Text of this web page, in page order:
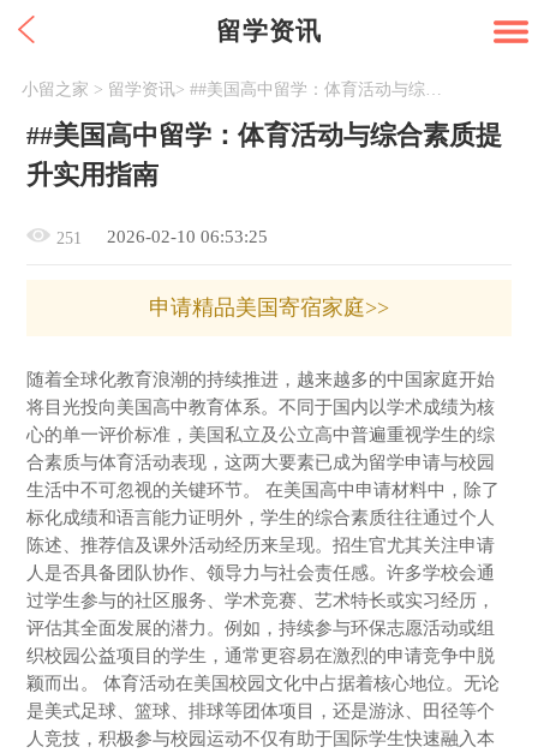
留学资讯
小留之家 > 留学资讯>
##美国高中留学：体育活动与综合素质提
升实用指南
251 2026-02-10 06:53:25
申请精品美国寄宿家庭>>
随着全球化教育浪潮的持续推进，越来越多的中国家庭开始
将目光投向美国高中教育体系。不同于国内以学术成绩为核
心的单一评价标准，美国私立及公立高中普遍重视学生的综
合素质与体育活动表现，这两大要素已成为留学申请与校园
生活中不可忽视的关键环节。 在美国高中申请材料中，除了
标化成绩和语言能力证明外，学生的综合素质往往通过个人
陈述、推荐信及课外活动经历来呈现。招生官尤其关注申请
人是否具备团队协作、领导力与社会责任感。许多学校会通
过学生参与的社区服务、学术竞赛、艺术特长或实习经历，
评估其全面发展的潜力。例如，持续参与环保志愿活动或组
织校园公益项目的学生，通常更容易在激烈的申请竞争中脱
颖而出。 体育活动在美国校园文化中占据着核心地位。无论
是美式足球、篮球、排球等团体项目，还是游泳、田径等个
人竞技，积极参与校园运动不仅有助于国际学生快速融入本